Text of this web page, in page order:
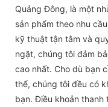
Quảng Đông, là một
sản phẩm theo nhu
kỹ thuật tận tâm và
ngặt, chúng tôi đảm
cao nhất. Cho dù bạn
thể, chúng tôi đều có
bạn. Điều khoản thanh